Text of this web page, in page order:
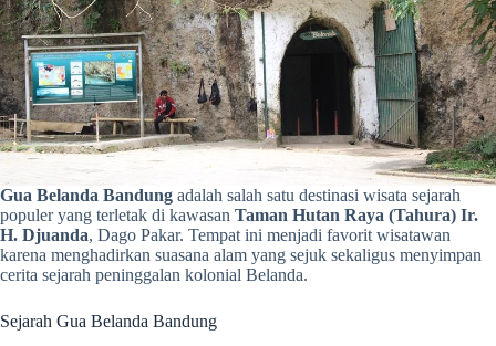
Gua Belanda Bandung adalah salah satu destinasi wisata sejarah
populer yang terletak di kawasan Taman Hutan Raya (Tahura) Ir.
H. Djuanda, Dago Pakar. Tempat ini menjadi favorit wisatawan
karena menghadirkan suasana alam yang sejuk sekaligus menyimpan
cerita sejarah peninggalan kolonial Belanda.
Sejarah Gua Belanda Bandung